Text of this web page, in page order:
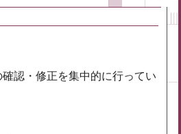
認・修正を集中的に行ってい